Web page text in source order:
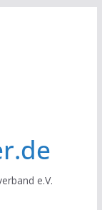
e.V.